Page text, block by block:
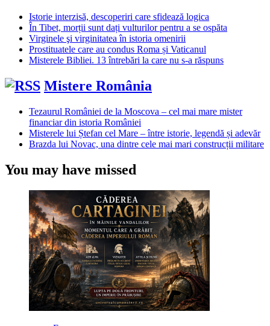
Istorie interzisă, descoperiri care sfidează logica
În Tibet, morții sunt dați vulturilor pentru a se ospăta
Virginele şi virginitatea în istoria omenirii
Prostituatele care au condus Roma și Vaticanul
Misterele Bibliei. 13 întrebări la care nu s-a răspuns
Mistere România
Tezaurul României de la Moscova – cel mai mare mister
financiar din istoria României
Misterele lui Ștefan cel Mare – între istorie, legendă și adevăr
Brazda lui Novac, una dintre cele mai mari construcții militare
You may have missed